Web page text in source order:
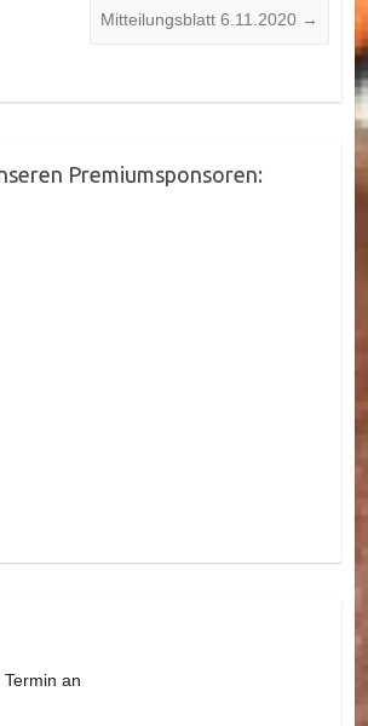
Mitteilungsblatt 6.11.2020 →
Premiumsponsoren:
an